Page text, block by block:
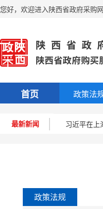
您好， 欢迎进入陕西省政府采购
首页 政策法
最新新闻
习近平作出
中国超大规
习近平在上
“稳”了，中
政策法规